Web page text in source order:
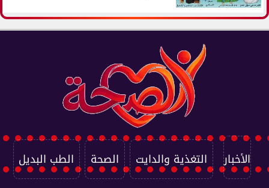
الأخبار التغذية والدايت الصحة الطب البديل